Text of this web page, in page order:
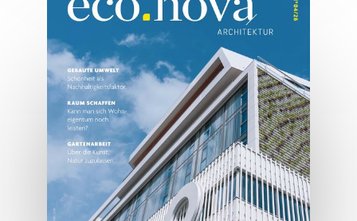
07/2026
Tirols Top 500 - Juli/August
2026
JETZT BESTELLEN
ONLINE LESEN